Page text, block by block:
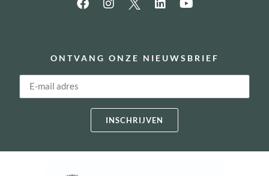
ONTVANG ONZE NIEUWSBRIEF
INSCHRIJVEN